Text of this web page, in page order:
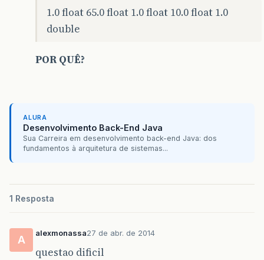
1.0 float 65.0 float 1.0 float 10.0 float 1.0
double
POR QUÊ?
ALURA
Desenvolvimento Back-End Java
Sua Carreira em desenvolvimento back-end Java: dos
fundamentos à arquitetura de sistemas...
1 Resposta
A
alexmonassa27 de abr. de 2014
questao dificil